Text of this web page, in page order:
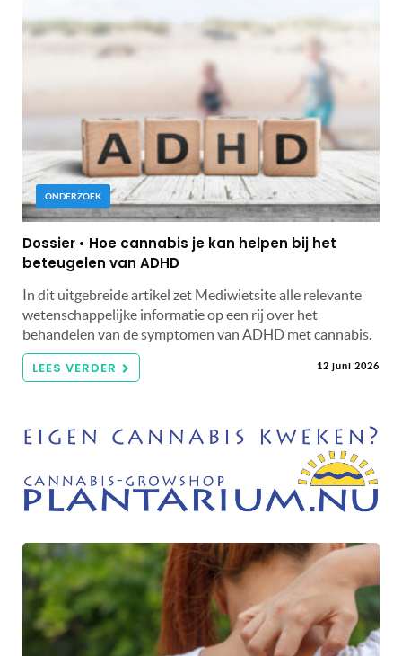
ONDERZOEK
Dossier • Hoe cannabis je kan helpen bij het
beteugelen van ADHD
In dit uitgebreide artikel zet Mediwietsite alle relevante
wetenschappelijke informatie op een rij over het
behandelen van de symptomen van ADHD met cannabis.
LEES VERDER 12 juni 2026